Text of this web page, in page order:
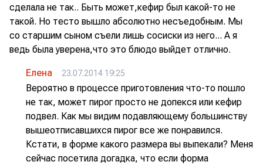
сделала не так.. Быть может,кефир был какой-то не
такой. Но тесто вышло абсолютно несъедобным. Мы
со старшим сыном съели лишь сосиски из него... А я
ведь была уверена,что это блюдо выйдет отлично.
Елена 23.07.2014 19:25
Вероятно в процессе приготовления что-то пошло
не так, может пирог просто не допекся или кефир
подвел. Как мы видим подавляющему большинству
вышеотписавшихся пирог все же понравился.
Кстати, в форме какого размера вы выпекали? Меня
сейчас посетила догадка, что если форма